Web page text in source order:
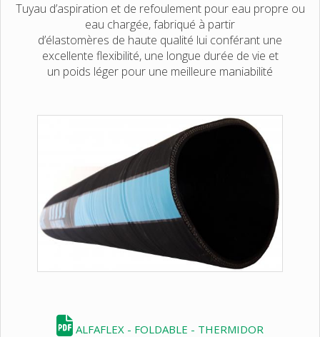
Tuyau d’aspiration et de refoulement pour eau propre ou
eau chargée, fabriqué à partir
d’élastomères de haute qualité lui conférant une
excellente flexibilité, une longue durée de vie et
un poids léger pour une meilleure maniabilité
ALFAFLEX - FOLDABLE - THERMIDOR